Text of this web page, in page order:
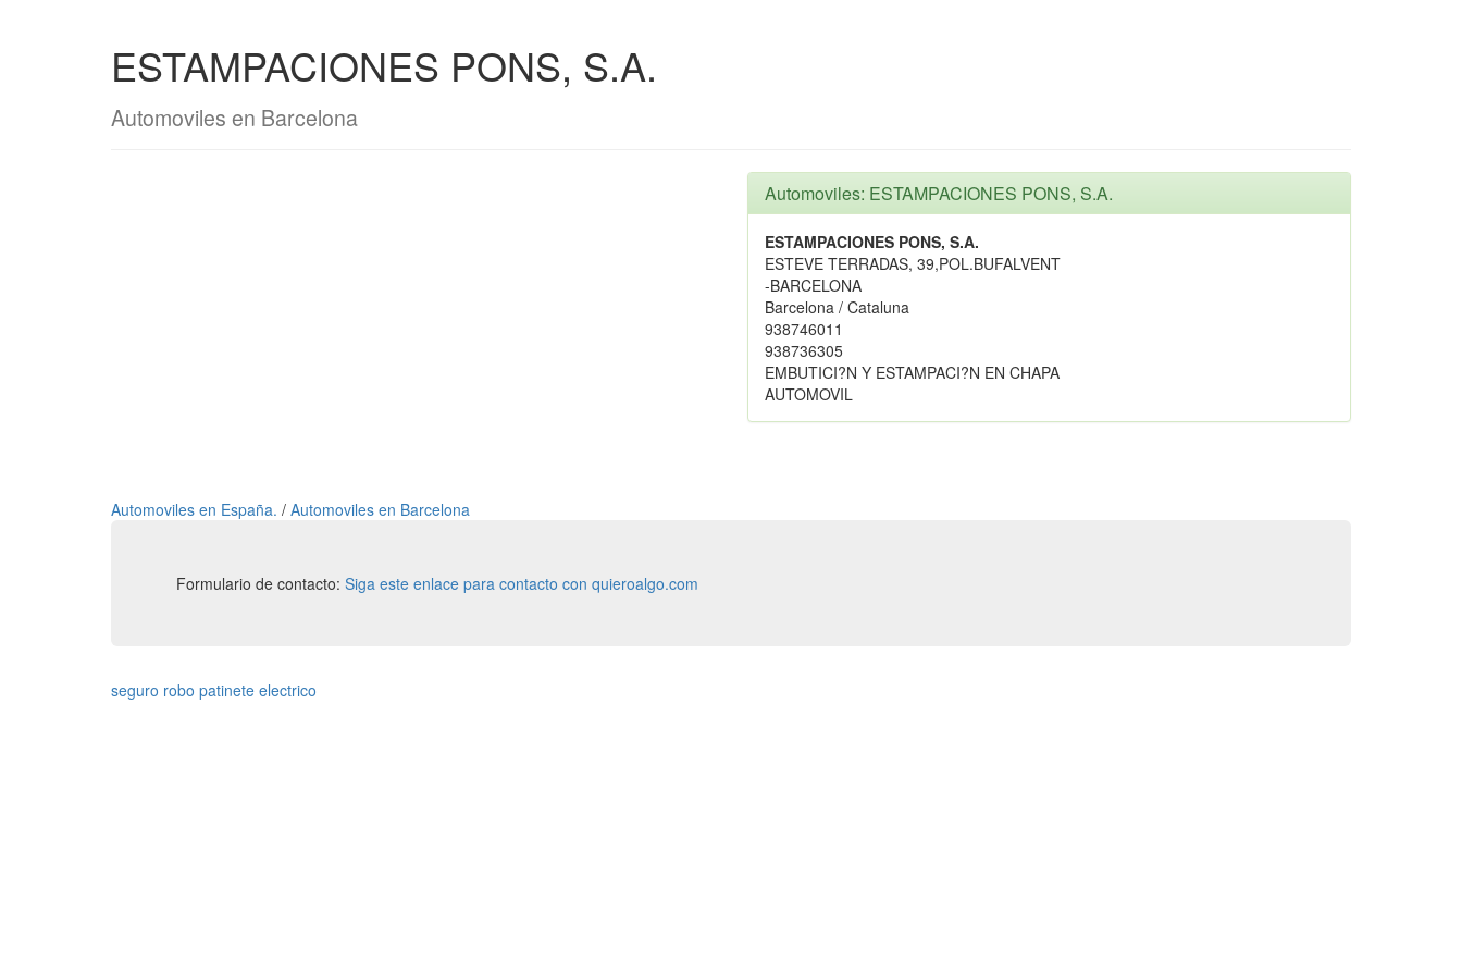
ESTAMPACIONES PONS, S.A.
Automoviles en Barcelona
Automoviles: ESTAMPACIONES PONS, S.A.
ESTAMPACIONES PONS, S.A.
ESTEVE TERRADAS, 39,POL.BUFALVENT
-BARCELONA
Barcelona / Cataluna
938746011
938736305
EMBUTICI?N Y ESTAMPACI?N EN CHAPA
AUTOMOVIL
Automoviles en España. / Automoviles en Barcelona
Formulario de contacto: Siga este enlace para contacto con quieroalgo.com
seguro robo patinete electrico